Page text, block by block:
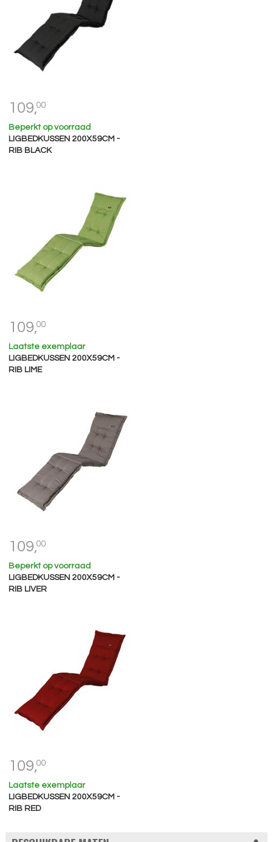
109,00
Beperkt op voorraad
LIGBEDKUSSEN 200X59CM -
RIB BLACK
109,00
Laatste exemplaar
LIGBEDKUSSEN 200X59CM -
RIB LIME
109,00
Beperkt op voorraad
LIGBEDKUSSEN 200X59CM -
RIB LIVER
109,00
Laatste exemplaar
LIGBEDKUSSEN 200X59CM -
RIB RED